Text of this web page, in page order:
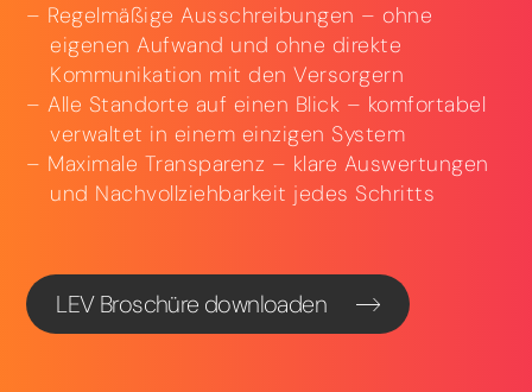
Regelmäßige Ausschreibungen – ohne
eigenen Aufwand und ohne direkte
Kommunikation mit den Versorgern
Alle Standorte auf einen Blick – komfortabel
verwaltet in einem einzigen System
Maximale Transparenz – klare Auswertungen
und Nachvollziehbarkeit jedes Schritts
LEV Broschüre downloaden